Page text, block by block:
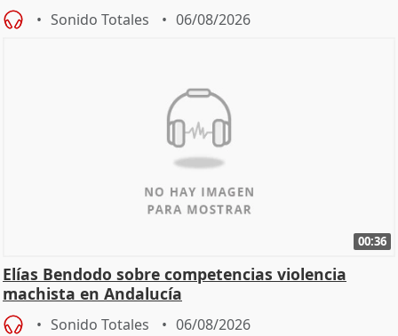
Sonido Totales 06/08/2026
00:36
Elías Bendodo sobre competencias violencia
machista en Andalucía
Sonido Totales 06/08/2026